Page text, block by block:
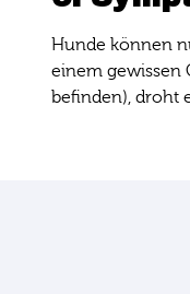
Hunde können
einem gewissen
befinden), droht